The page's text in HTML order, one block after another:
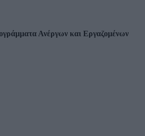
Ανέργων και Εργαζομένων